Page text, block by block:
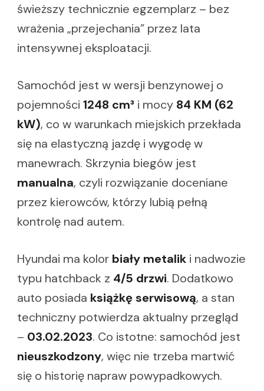
świeższy technicznie egzemplarz – bez
wrażenia „przejechania” przez lata
intensywnej eksploatacji.
Samochód jest w wersji benzynowej o
pojemności 1248 cm³ i mocy 84 KM (62
kW), co w warunkach miejskich przekłada
się na elastyczną jazdę i wygodę w
manewrach. Skrzynia biegów jest
manualna, czyli rozwiązanie doceniane
przez kierowców, którzy lubią pełną
kontrolę nad autem.
Hyundai ma kolor biały metalik i nadwozie
typu hatchback z 4/5 drzwi. Dodatkowo
auto posiada książkę serwisową, a stan
techniczny potwierdza aktualny przegląd
– 03.02.2023. Co istotne: samochód jest
nieuszkodzony, więc nie trzeba martwić
się o historię napraw powypadkowych.